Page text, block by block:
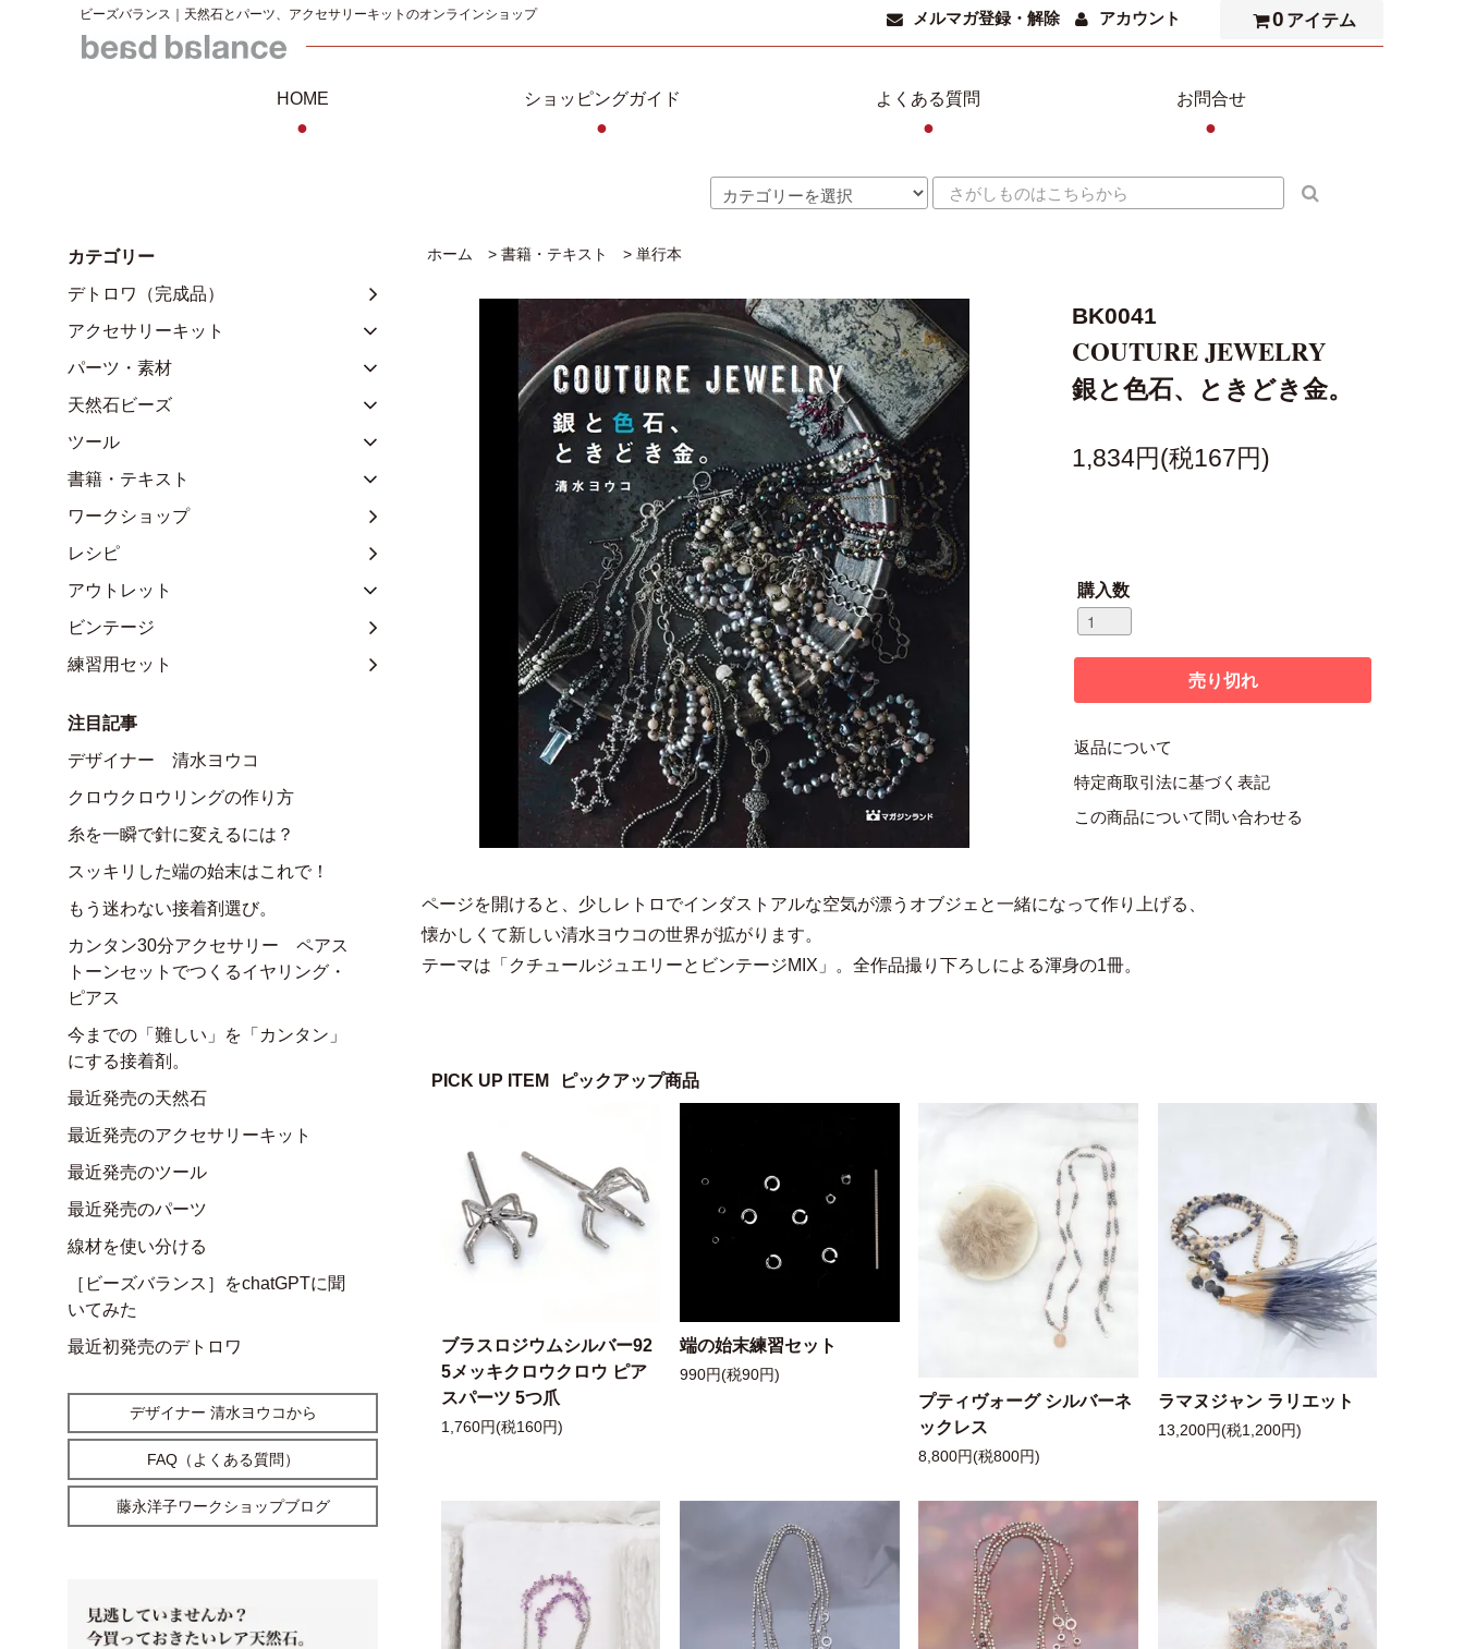
ビーズバランス｜天然石とパーツ、アクセサリーキットのオンラインショップ メルマガ登録・解除 アカウント 0 アイテム
HOME
●
ショッピングガイド
●
よくある質問
●
お問合せ
●
ホーム > 書籍・テキスト > 単行本
BK0041
COUTURE JEWELRY
銀と色石、ときどき金。
1,834円(税167円)
購入数
返品について
特定商取引法に基づく表記
この商品について問い合わせる
ページを開けると、少しレトロでインダストアルな空気が漂うオブジェと一緒になって作り上げる、
懐かしくて新しい清水ヨウコの世界が拡がります。
テーマは「クチュールジュエリーとビンテージMIX」。全作品撮り下ろしによる渾身の1冊。
PICK UP ITEM ピックアップ商品
ブラスロジウムシルバー92
5メッキクロウクロウ ピア
スパーツ 5つ爪
1,760円(税160円)
端の始末練習セット
990円(税90円)
プティヴォーグ シルバーネ
ックレス
8,800円(税800円)
ラマヌジャン ラリエット
13,200円(税1,200円)
カテゴリー
デトロワ（完成品）
アクセサリーキット
パーツ・素材
天然石ビーズ
ツール
書籍・テキスト
ワークショップ
レシピ
アウトレット
ビンテージ
練習用セット
注目記事
デザイナー 清水ヨウコ
クロウクロウリングの作り方
糸を一瞬で針に変えるには？
スッキリした端の始末はこれで！
もう迷わない接着剤選び。
カンタン30分アクセサリー ペアス
トーンセットでつくるイヤリング・
ピアス
今までの「難しい」を「カンタン」
にする接着剤。
最近発売の天然石
最近発売のアクセサリーキット
最近発売のツール
最近発売のパーツ
線材を使い分ける
［ビーズバランス］をchatGPTに聞
いてみた
最近初発売のデトロワ
デザイナー 清水ヨウコから
FAQ（よくある質問）
藤永洋子ワークショップブログ